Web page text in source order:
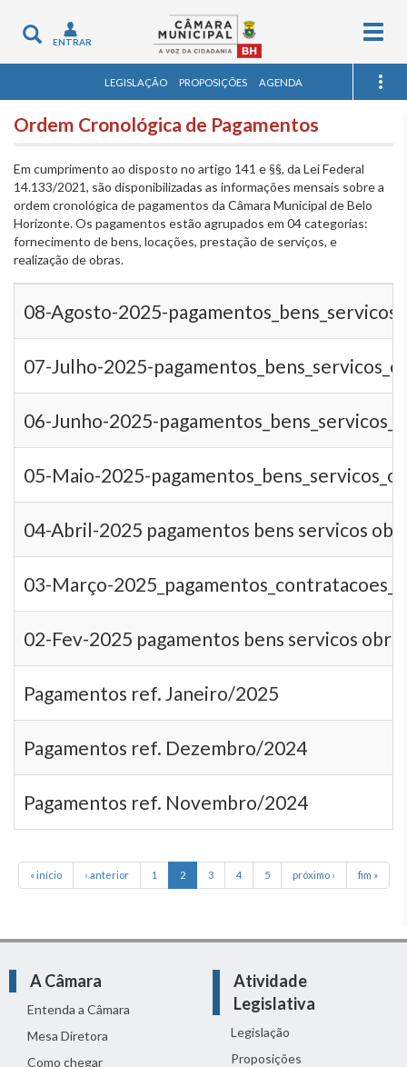
Toggle
navigation
ENTRAR
LEGISLAÇÃO PROPOSIÇÕES AGENDA
Ordem Cronológica de Pagamentos
Em cumprimento ao disposto no artigo 141 e §§, da Lei Federal
14.133/2021, são disponibilizadas as informações mensais sobre a
ordem cronológica de pagamentos da Câmara Municipal de Belo
Horizonte. Os pagamentos estão agrupados em 04 categorias:
fornecimento de bens, locações, prestação de serviços, e
realização de obras.
08-Agosto-2025-
07-Julho-2025-
06-Junho-2025-
05-Maio-2025-
04-Abril-2025 pagamentos bens servicos
03-Março-
02-Fev-2025 pagamentos bens servicos obra
Pagamentos ref. Janeiro/2025
Pagamentos ref. Dezembro/2024
Pagamentos ref. Novembro/2024
« início ‹ anterior 1 2 3 4 5 próximo › fim »
A Câmara
Entenda a Câmara
Mesa Diretora
Como chegar
Atividade
Legislativa
Legislação
Proposições